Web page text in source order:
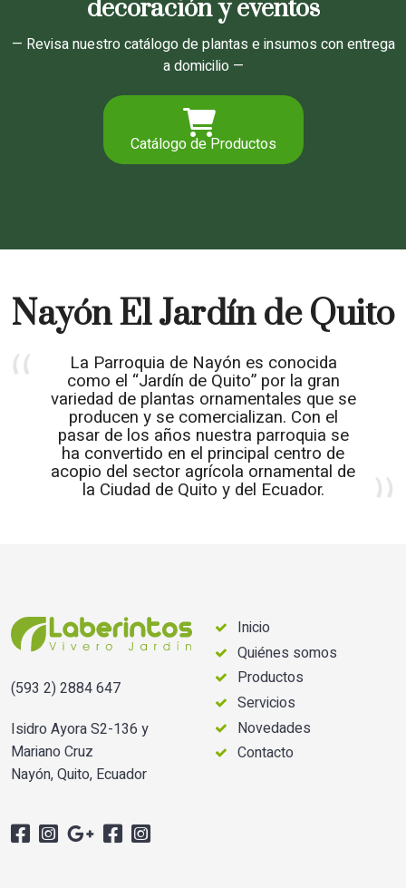
decoración y eventos
— Revisa nuestro catálogo de plantas e insumos con entrega
a domicilio —
Catálogo de Productos
Nayón El Jardín de Quito
La Parroquia de Nayón es conocida
como el “Jardín de Quito” por la gran
variedad de plantas ornamentales que se
producen y se comercializan. Con el
pasar de los años nuestra parroquia se
ha convertido en el principal centro de
acopio del sector agrícola ornamental de
la Ciudad de Quito y del Ecuador.
(593 2) 2884 647
Isidro Ayora S2-136 y
Mariano Cruz
Nayón, Quito, Ecuador
Inicio
Quiénes somos
Productos
Servicios
Novedades
Contacto